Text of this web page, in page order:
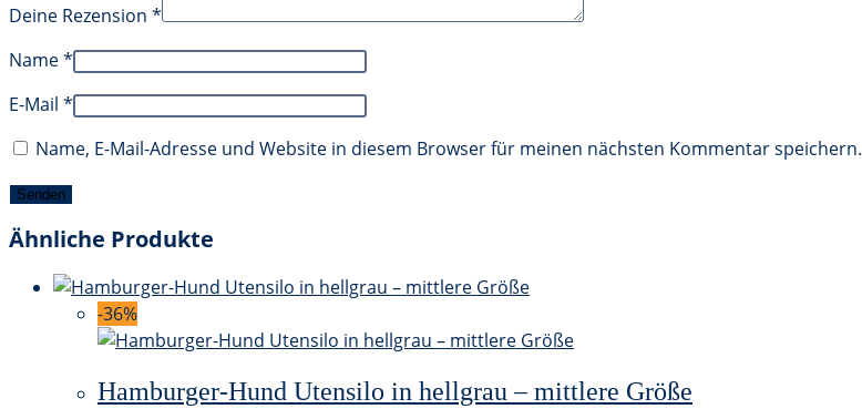
Deine Rezension *
Name*
E-Mail *
Name, E-Mail-Adresse und Website in diesem Browser für meinen nächsten Kommentar speichern.
Ähnliche Produkte
-36%
Hamburger-Hund Utensilo in hellgrau – mittlere Größe